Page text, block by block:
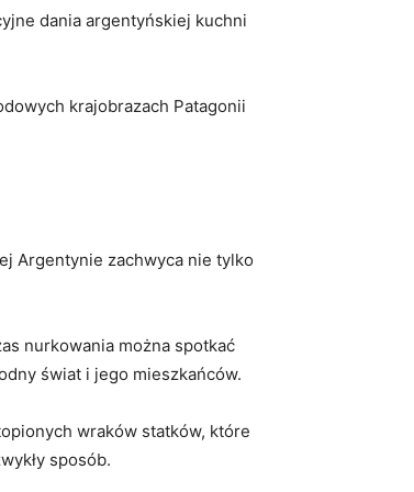
dania argentyńskiej kuchni
krajobrazach​ Patagonii
Argentynie zachwyca nie tylko
nurkowania można spotkać
‍świat i jego mieszkańców.
wraków statków, które
sposób.